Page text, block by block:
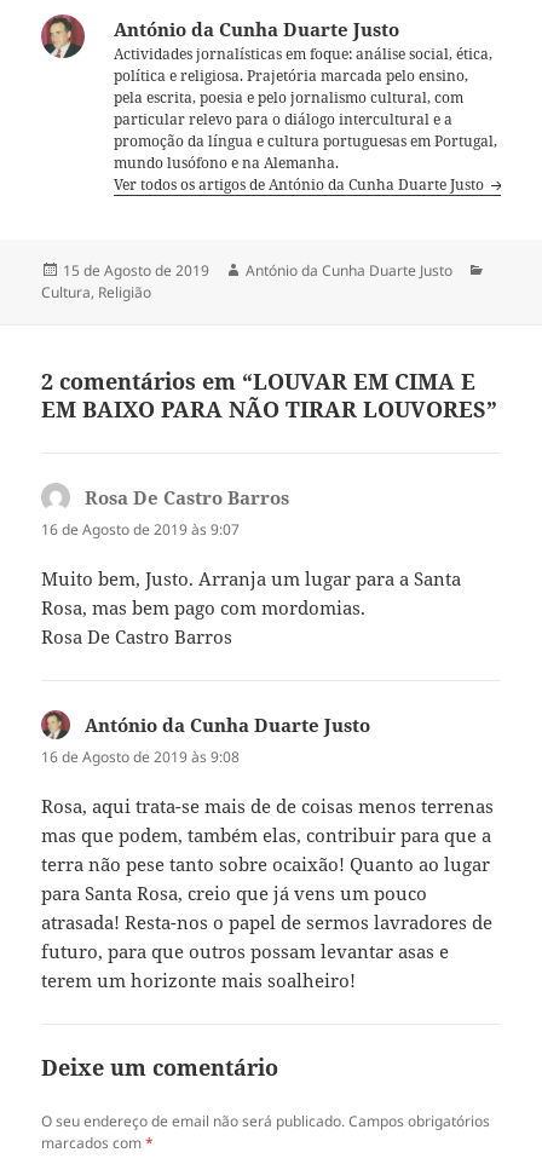
António da Cunha Duarte Justo
Actividades jornalísticas em foque: análise social, ética,
política e religiosa. Prajetória marcada pelo ensino,
pela escrita, poesia e pelo jornalismo cultural, com
particular relevo para o diálogo intercultural e a
promoção da língua e cultura portuguesas em Portugal,
mundo lusófono e na Alemanha.
Ver todos os artigos de António da Cunha Duarte Justo
Publicado
a
15 de Agosto de 2019 Autor
António da Cunha Duarte Justo
Cultura, Religião
2 comentários em “LOUVAR EM CIMA E
EM BAIXO PARA NÃO TIRAR LOUVORES”
Rosa De Castro Barros
16 de Agosto de 2019 às 9:07
Muito bem, Justo. Arranja um lugar para a Santa
Rosa, mas bem pago com mordomias.
Rosa De Castro Barros
António da Cunha Duarte Justo
16 de Agosto de 2019 às 9:08
Rosa, aqui trata-se mais de de coisas menos terrenas
mas que podem, também elas, contribuir para que a
terra não pese tanto sobre ocaixão! Quanto ao lugar
para Santa Rosa, creio que já vens um pouco
atrasada! Resta-nos o papel de sermos lavradores de
futuro, para que outros possam levantar asas e
terem um horizonte mais soalheiro!
Deixe um comentário
O seu endereço de email não será publicado. Campos obrigatórios
marcados com*